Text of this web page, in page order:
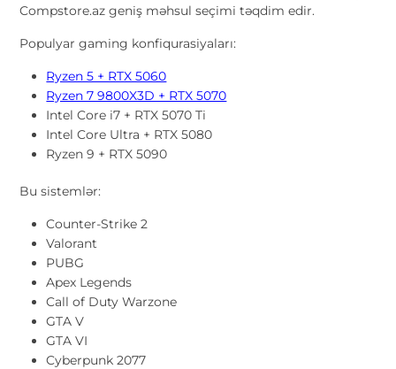
Compstore.az geniş məhsul seçimi təqdim edir.
Populyar gaming konfiqurasiyaları:
Ryzen 5 + RTX 5060
Ryzen 7 9800X3D + RTX 5070
Intel Core i7 + RTX 5070 Ti
Intel Core Ultra + RTX 5080
Ryzen 9 + RTX 5090
Bu sistemlər:
Counter-Strike 2
Valorant
PUBG
Apex Legends
Call of Duty Warzone
GTA V
GTA VI
Cyberpunk 2077